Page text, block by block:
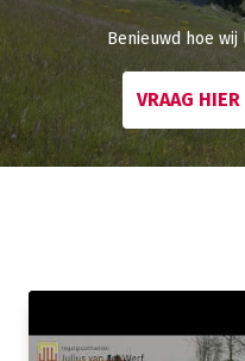
Benieuwd hoe
VRAAG